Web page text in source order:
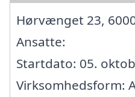
Hørvænget 23,
Ansatte:
Startdato: 05.
Virksomhedsform: